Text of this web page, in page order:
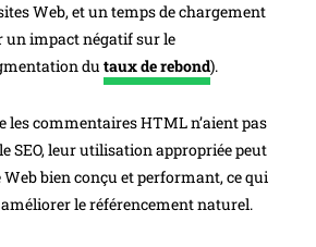
Web, et un temps de chargement
un impact négatif sur le
du taux de rebond).
les commentaires HTML n’aient pas
SEO, leur utilisation appropriée peut
bien conçu et performant, ce qui
le référencement naturel.